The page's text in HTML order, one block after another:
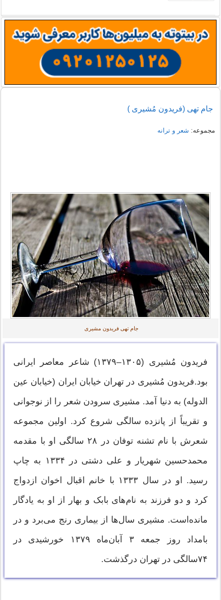
جام تهی (فریدون مُشیری )
مجموعه: شعر و ترانه
جام تهی فریدون مشیری
فریدون مُشیری (۱۳۰۵–۱۳۷۹) شاعر معاصر ایرانی
بود.فریدون مُشیری در تهران خیابان ایران (خیابان عین
الدوله) به دنیا آمد. مشیری سرودن شعر را از نوجوانی
و تقریباً از پانزده سالگی شروع کرد. اولین مجموعه
شعرش با نام تشنه توفان در ۲۸ سالگی او با مقدمه
محمدحسین شهریار و علی دشتی در ۱۳۳۴ به چاپ
رسید. او در سال ۱۳۳۳ با خانم اقبال اخوان ازدواج
کرد و دو فرزند به نام‌های بابک و بهار از او به یادگار
مانده‌است. مشیری سال‌ها از بیماری رنج می‌برد و در
بامداد روز جمعه ۳ آبان‌ماه ۱۳۷۹ خورشیدی در
۷۴سالگی در تهران درگذشت.